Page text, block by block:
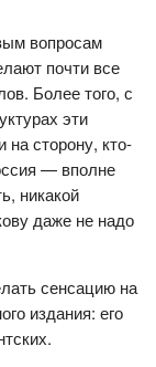
вопросам
почти все
Более того, с
эти
на сторону, кто-
— вполне
никакой
даже не надо
сенсацию на
издания: его